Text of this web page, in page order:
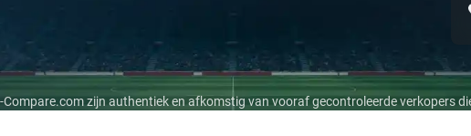
zijn authentiek en afkomstig van vooraf gecontroleerde verkopers